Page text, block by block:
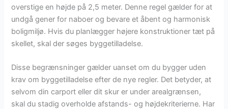
overstige en højde på 2,5 meter. Denne regel gælder for at
undgå gener for naboer og bevare et åbent og harmonisk
boligmiljø. Hvis du planlægger højere konstruktioner tæt på
skellet, skal der søges byggetilladelse.
Disse begrænsninger gælder uanset om du bygger uden
krav om byggetilladelse efter de nye regler. Det betyder, at
selvom din carport eller dit skur er under arealgrænsen,
skal du stadig overholde afstands- og højdekriterierne. Har